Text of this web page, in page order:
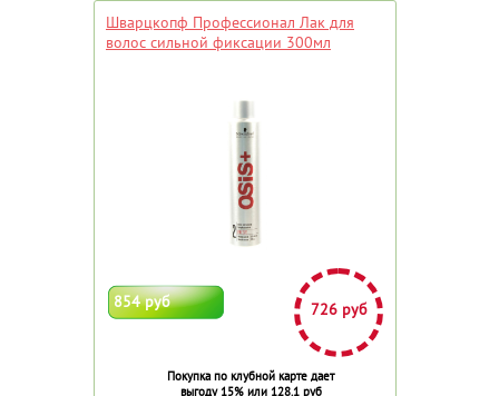
Шварцкопф Профессионал Лак для
волос сильной фиксации 300мл
854 руб 726 руб
Покупка по клубной карте дает
выгоду 15% или 128.1 руб